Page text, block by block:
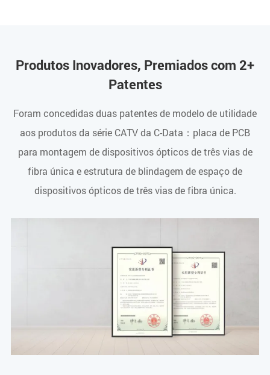
Produtos Inovadores, Premiados com 2+
Patentes
Foram concedidas duas patentes de modelo de utilidade
aos produtos da série CATV da C-Data：placa de PCB
para montagem de dispositivos ópticos de três vias de
fibra única e estrutura de blindagem de espaço de
dispositivos ópticos de três vias de fibra única.